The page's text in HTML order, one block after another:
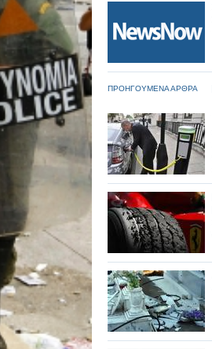
ΠΡΟΗΓΟΥΜΕΝΑ ΑΡΘΡΑ